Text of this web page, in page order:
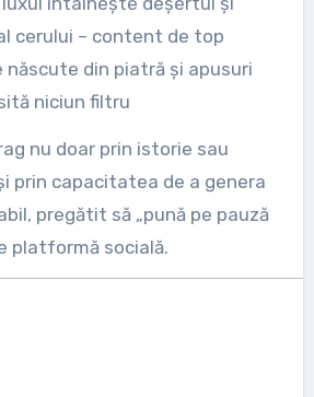
cerului – content de top
născute din piatră și apusuri
niciun filtru
nu doar prin istorie sau
prin capacitatea de a genera
pregătit să „pună pe pauză
platformă socială.